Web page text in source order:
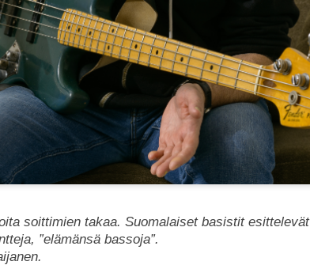
soittimien takaa. Suomalaiset basistit esittelevät
”elämänsä bassoja”.